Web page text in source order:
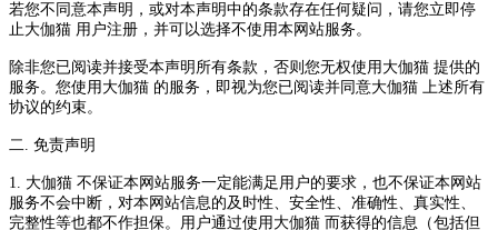
若您不同意本声明，或对本声明中的条款存在任何疑问，请您立即停
止大伽猫 用户注册，并可以选择不使用本网站服务。
除非您已阅读并接受本声明所有条款，否则您无权使用大伽猫 提供的
服务。您使用大伽猫 的服务，即视为您已阅读并同意大伽猫 上述所有
协议的约束。
二. 免责声明
1. 大伽猫 不保证本网站服务一定能满足用户的要求，也不保证本网站
服务不会中断，对本网站信息的及时性、安全性、准确性、真实性、
完整性等也都不作担保。用户通过使用大伽猫 而获得的信息（包括但